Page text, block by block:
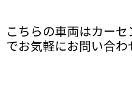
こちらの車両はカー
でお気軽にお問い合わ